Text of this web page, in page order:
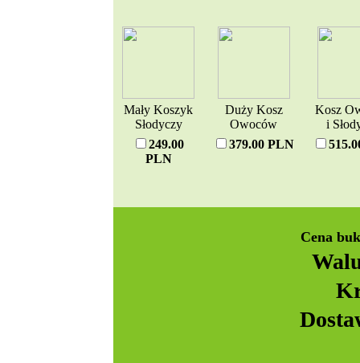
Mały Koszyk
Słodyczy
249.00
PLN
Duży Kosz
Owoców
379.00 PLN
Kosz
i
Cena